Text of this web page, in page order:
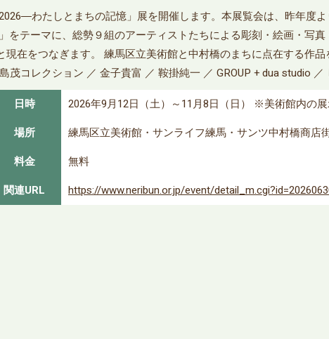
わたしとまちの記憶」展を開催します。本展覧会は、昨年度
をテーマに、総勢９組のアーティストたちによる彫刻・絵画・写
現在をつなぎます。 練馬区立美術館と中村橋のまちに点在する作
茂コレクション ／ 金子貴富 ／ 鞍掛純一 ／ GROUP + dua studio
日時
2026年9月12日（土）～11月8日（日） ※美術館内の
場所
練馬区立美術館・サンライフ練馬・サンツ中村橋商店
料金
無料
関連URL
https://www.neribun.or.jp/event/